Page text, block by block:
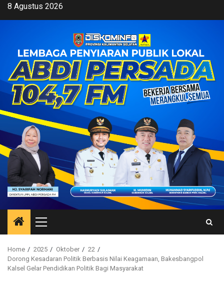
Skip8 Agustus 2026
Primary
Menu
Home 2025 Oktober
22
Dorong Kesadaran Politik Berbasis Nilai Keagamaan, Bakesbangpol
Kalsel Gelar Pendidikan Politik Bagi Masyarakat